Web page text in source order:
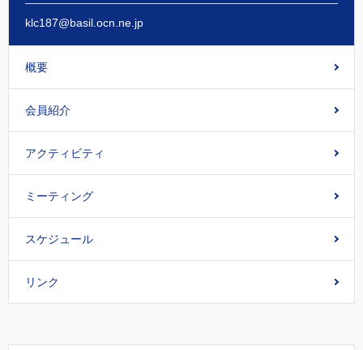
klc187@basil.ocn.ne.jp
概要
会員紹介
アクティビティ
ミーティング
スケジュール
リンク